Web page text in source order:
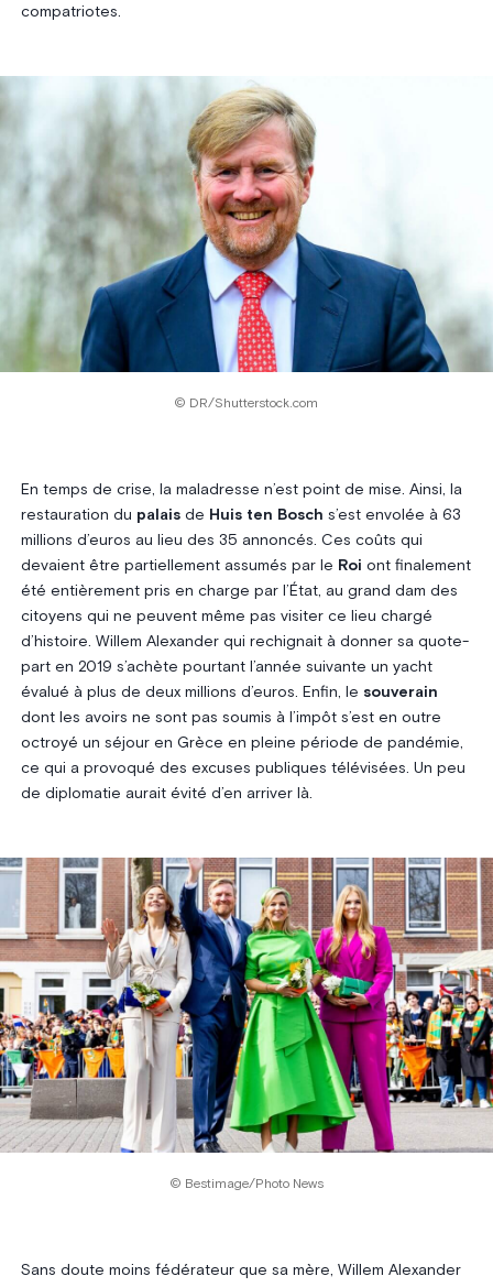
compatriotes.
© DR/Shutterstock.com
En temps de crise, la maladresse n’est point de mise. Ainsi, la
restauration du palaisde Huis ten Bosch s’est envolée à 63
millions d’euros au lieu des 35 annoncés. Ces coûts qui
devaient être partiellement assumés par le Roi ont finalement
été entièrement pris en charge par l’État, au grand dam des
citoyens qui ne peuvent même pas visiter ce lieu chargé
d’histoire. Willem Alexander qui rechignait à donner sa quote-
part en 2019 s’achète pourtant l’année suivante un yacht
évalué à plus de deux millions d’euros. Enfin, le souverain
dont les avoirs ne sont pas soumis à l’impôt s’est en outre
octroyé un séjour en Grèce en pleine période de pandémie,
ce qui a provoqué des excuses publiques télévisées. Un peu
de diplomatie aurait évité d’en arriver là.
© Bestimage/Photo News
Sans doute moins fédérateur que sa mère, Willem Alexander